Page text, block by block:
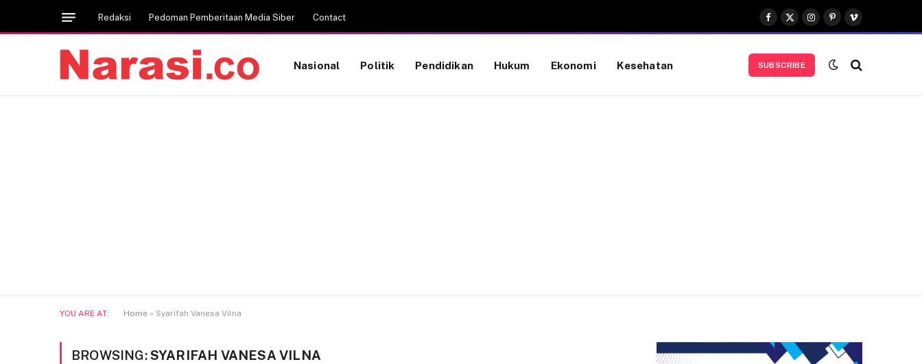
Redaksi Pedoman Pemberitaan Media Siber Contact
Facebook
X
(Twitter)
Instagram
Pinterest
Vimeo
Nasional Politik Pendidikan Hukum Ekonomi Kesehatan SUBSCRIBE
YOU ARE AT: Home » Syarifah Vanesa Vilna
BROWSING:SYARIFAH VANESA VILNA